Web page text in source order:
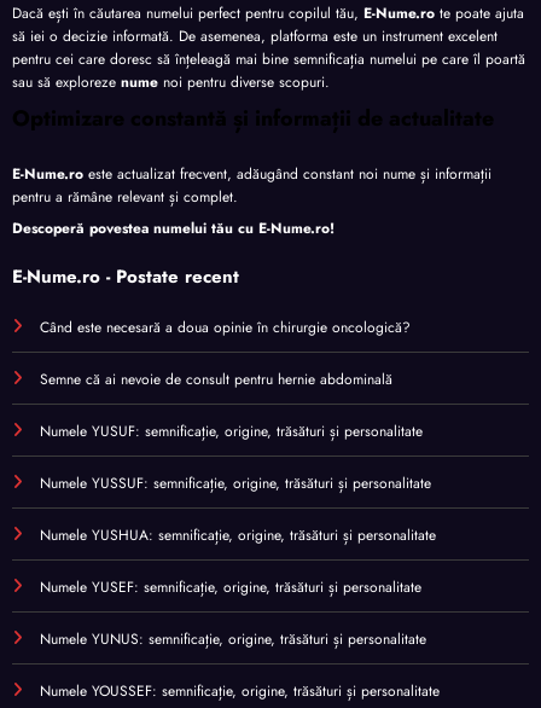
Dacă ești în căutarea numelui perfect pentru copilul tău, E-Nume.ro te poate ajuta
să iei o decizie informată. De asemenea, platforma este un instrument excelent
pentru cei care doresc să înțeleagă mai bine semnificația numelui pe care îl poartă
sau să exploreze nume noi pentru diverse scopuri.
Optimizare constantă și informații de actualitate
E-Nume.ro este actualizat frecvent, adăugând constant noi nume și informații
pentru a rămâne relevant și complet.
Descoperă povestea numelui tău cu E-Nume.ro!
E-Nume.ro - Postate recent
Când este necesară a doua opinie în chirurgie oncologică?
Semne că ai nevoie de consult pentru hernie abdominală
Numele YUSUF: semnificație, origine, trăsături și personalitate
Numele YUSSUF: semnificație, origine, trăsături și personalitate
Numele YUSHUA: semnificație, origine, trăsături și personalitate
Numele YUSEF: semnificație, origine, trăsături și personalitate
Numele YUNUS: semnificație, origine, trăsături și personalitate
Numele YOUSSEF: semnificație, origine, trăsături și personalitate